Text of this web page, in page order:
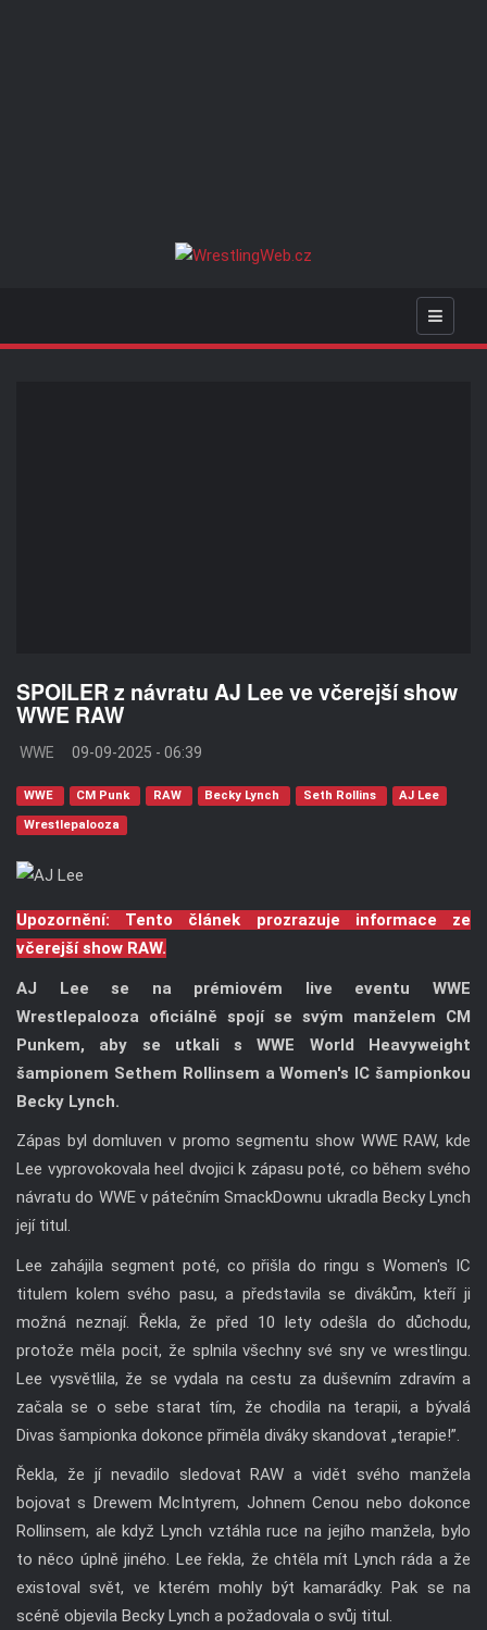
SPOILER z návratu AJ Lee ve včerejší show
WWE RAW
WWE 09-09-2025 - 06:39
WWE CM Punk RAW Becky Lynch Seth Rollins AJ Lee
Wrestlepalooza
Upozornění: Tento článek prozrazuje informace ze
včerejší show RAW.
AJ Lee se na prémiovém live eventu WWE
Wrestlepalooza oficiálně spojí se svým manželem CM
Punkem, aby se utkali s WWE World Heavyweight
šampionem Sethem Rollinsem a Women's IC šampionkou
Becky Lynch.
Zápas byl domluven v promo segmentu show WWE RAW, kde
Lee vyprovokovala heel dvojici k zápasu poté, co během svého
návratu do WWE v pátečním SmackDownu ukradla Becky Lynch
její titul.
Lee zahájila segment poté, co přišla do ringu s Women's IC
titulem kolem svého pasu, a představila se divákům, kteří ji
možná neznají. Řekla, že před 10 lety odešla do důchodu,
protože měla pocit, že splnila všechny své sny ve wrestlingu.
Lee vysvětlila, že se vydala na cestu za duševním zdravím a
začala se o sebe starat tím, že chodila na terapii, a bývalá
Divas šampionka dokonce přiměla diváky skandovat „terapie!”.
Řekla, že jí nevadilo sledovat RAW a vidět svého manžela
bojovat s Drewem McIntyrem, Johnem Cenou nebo dokonce
Rollinsem, ale když Lynch vztáhla ruce na jejího manžela, bylo
to něco úplně jiného. Lee řekla, že chtěla mít Lynch ráda a že
existoval svět, ve kterém mohly být kamarádky. Pak se na
scéně objevila Becky Lynch a požadovala o svůj titul.